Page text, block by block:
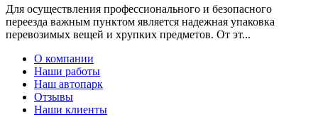
Для осуществления профессионального и безопасного
переезда важным пунктом является надежная упаковка
перевозимых вещей и хрупких предметов. От эт...
О компании
Наши работы
Наш автопарк
Отзывы
Наши клиенты